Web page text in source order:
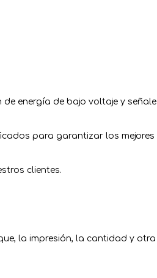
energía de bajo voltaje y
para garantizar los
clientes.
la impresión, la cantidad y